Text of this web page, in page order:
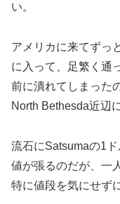
い。
アメリカに来てずっ
に入って、足繁く通
前に潰れてしまった
North Bethesda近辺
流石にSatsumaの1
値が張るのだが、一
特に値段を気にせず